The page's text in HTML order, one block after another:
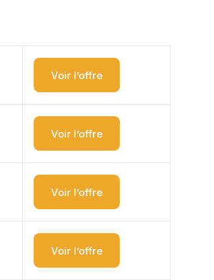
Voir l’offre
Voir l’offre
Voir l’offre
Voir l’offre